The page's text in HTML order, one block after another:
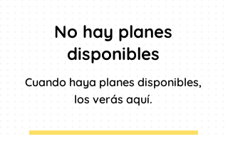
No hay planes
disponibles
Cuando haya planes disponibles,
los verás aquí.